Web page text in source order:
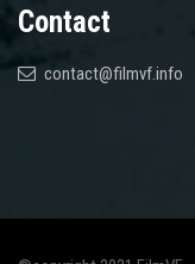
Contact
contact@filmvf.info